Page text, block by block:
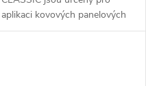
aplikaci kovových panelových
spojek CLASSIC při spojování...